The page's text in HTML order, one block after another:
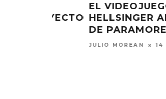
DUA LIPA COMPARTE
NIGHT’ PARA EL
BARBIE
JULIO MOREAN 26 MAYO,